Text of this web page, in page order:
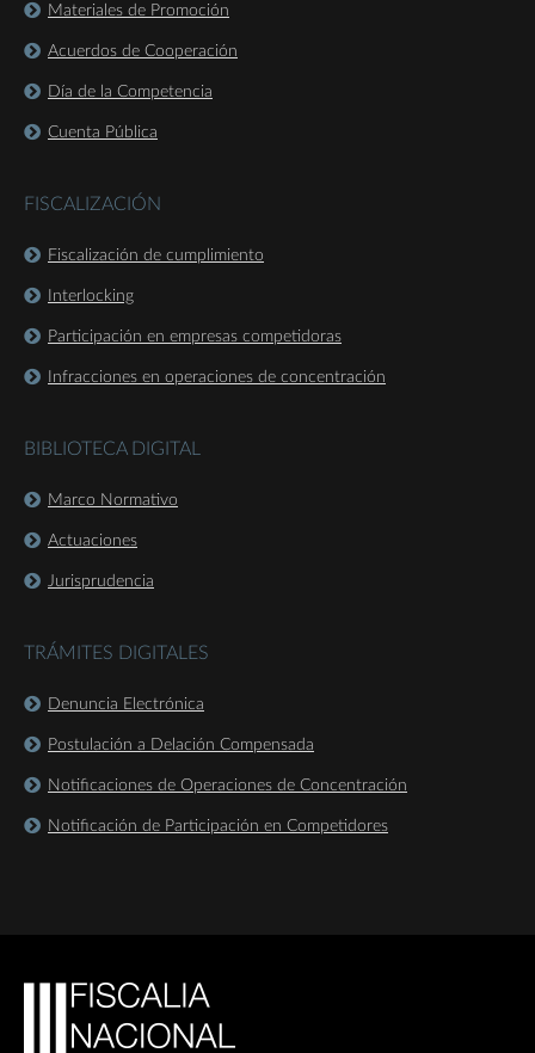
Materiales de Promoción
Acuerdos de Cooperación
Día de la Competencia
Cuenta Pública
FISCALIZACIÓN
Fiscalización de cumplimiento
Interlocking
Participación en empresas competidoras
Infracciones en operaciones de concentración
BIBLIOTECA DIGITAL
Marco Normativo
Actuaciones
Jurisprudencia
TRÁMITES DIGITALES
Denuncia Electrónica
Postulación a Delación Compensada
Notificaciones de Operaciones de Concentración
Notificación de Participación en Competidores